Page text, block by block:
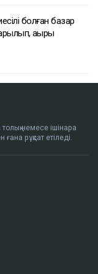
болған базар
ақыры
немесе ішінара
рұқсат етіледі.